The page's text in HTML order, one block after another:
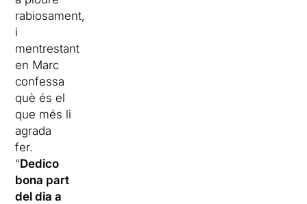
rabiosament,
i
mentrestant
en Marc
confessa
què és el
que més li
agrada
fer.
“Dedico
bona part
del dia a